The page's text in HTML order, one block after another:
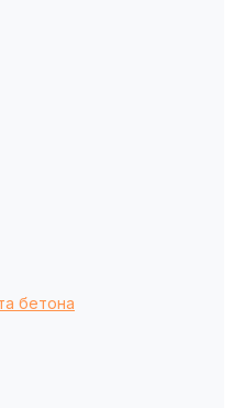
бетона